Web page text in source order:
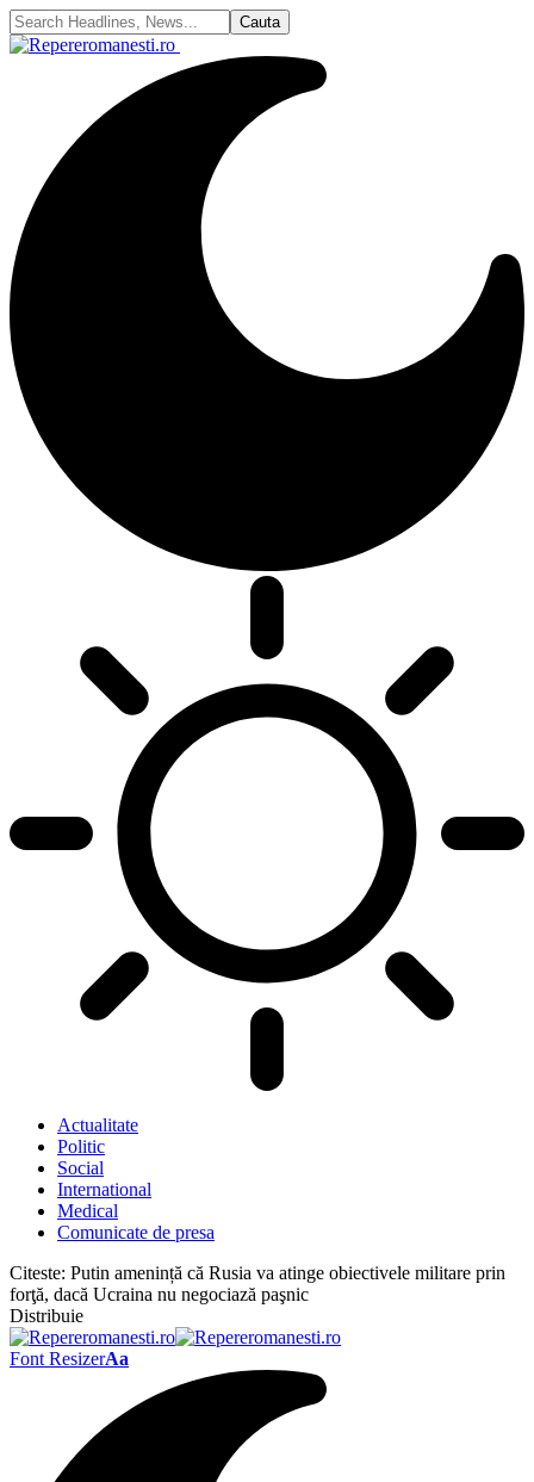
Actualitate
Politic
Social
International
Medical
Comunicate de presa
Citeste: Putin amenință că Rusia va atinge obiectivele militare prin
forţă, dacă Ucraina nu negociază paşnic
Distribuie
Font ResizerAa